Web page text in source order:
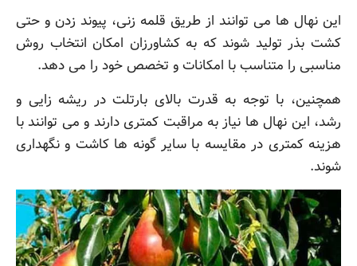
این نهال ها می توانند از طریق قلمه زنی، پیوند زدن و حتی
کشت بذر تولید شوند که به کشاورزان امکان انتخاب روش
مناسبی را متناسب با امکانات و تخصص خود را می دهد.
همچنین، با توجه به قدرت بالای بارتلت در ریشه زایی و
رشد، این نهال ها نیاز به مراقبت کمتری دارند و می توانند با
هزینه کمتری در مقایسه با سایر گونه ها کاشت و نگهداری
شوند.